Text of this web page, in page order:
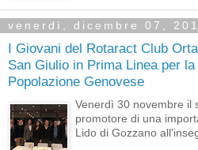
venerdì, dicembre 07,
I Giovani del Rotaract Club Orta
San Giulio in Prima Linea per la
Popolazione Genovese
Venerdì 30 novembre il
promotore di una
Lido di Gozzano